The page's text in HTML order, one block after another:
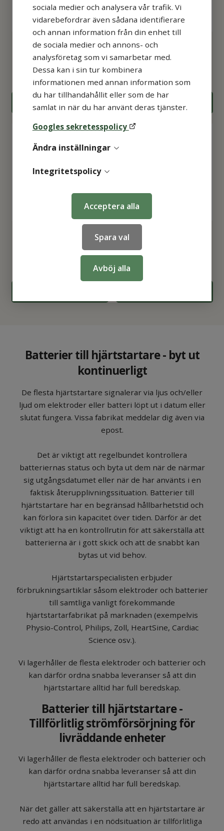
sociala medier och analysera vår trafik. Vi
vidarebefordrar även sådana identifierare
och annan information från din enhet till
de sociala medier och annons- och
analysföretag som vi samarbetar med.
Dessa kan i sin tur kombinera
informationen med annan information som
du har tillhandahållit eller som de har
samlat in när du har använt deras tjänster.
Googles sekretesspolicy
Ändra inställningar
Integritetspolicy
Acceptera alla
Spara val
Avböj alla
Batteri Fred Easyport
2 963 kr
KÖP
Batteri till Zoll AED 3
4 375
KÖP
Batteri till Powerheart G3 Batteri till Philips FR3
Batterier till hjärtstartare - byt ut
kontinuerligt
De flesta hjärtstartare signalerar via ljus och/eller
ljud om elektroder eller batteri löpt ut i datum eller
slutat fungera. Vissa fabrikat meddelar dig även via
epost.
Det är viktigt att regelbundet kontrollera
batteriernas status och byta ut dem när de närmar
sig utgångsdatumet eller när de har använts i en
faktisk återupplivningssituation. Batterier till
hjärtstartare har en begränsad hållbarhetstid och
kan förlora sin kapacitet över tiden. Därför är det
viktigt att ha en kontrollrutin för att säkerställa att
batterierna är i gott skick och att de snabbt kan
bytas ut vid behov.
Hjärtstartarspecialisten erbjuder
förbrukningsartiklar såsom elektroder och batterier
till samtliga vanligt förekommande
hjärtstartarfabrikat på marknaden (exempelvis
Physio-Control, Philips, Zoll, HeartSine, Cardiac
Science osv.).
Vi lagerhåller de flesta elektroder och batterier och
kan därför ordna snabba leveranser så att din
hjärtstartare alltid har full beredskap.
Batterier till hjärtstartare -
Tillförlitlig strömförsörjning för
livräddande enheter
Vi lagerhåller de flesta elektroder och batterier och
kan därför ordna snabba leveranser så att din
hjärtstartare alltid har full beredskap.
När det gäller att säkerställa att en hjärtstartare är
redo att användas i en nödsituation är tillförlitliga